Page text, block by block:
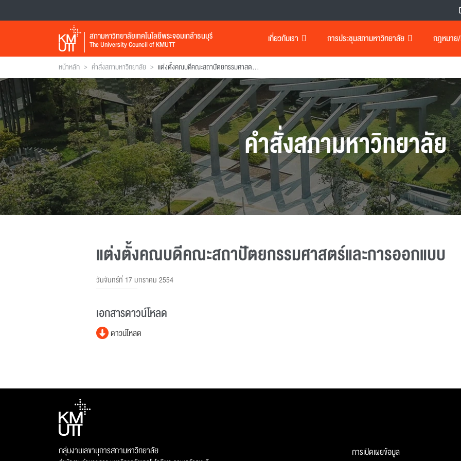
สภามหาวิทยาลัยเทคโนโลยีพระจอมเกล้าธนบุรี
The University Council of KMUTT เกี่ยวกับเรา การประชุมสภามหาวิทยาลัย กฎหมาย/
หน้าหลัก > คำสั่งสภามหาวิทยาลัย > แต่งตั้งคณบดีคณะสถาปัตยกรรมศาสตร์และการออกแบบ
คำสั่งสภามหาวิทยาลัย
แต่งตั้งคณบดีคณะสถาปัตยกรรมศาสตร์และการออกแบบ
วันจันทร์ที่ 17 มกราคม 2554
เอกสารดาวน์โหลด
ดาวน์โหลด
กลุ่มงานเลขานุการสภามหาวิทยาลัย การเปิดเผยข้อมูล